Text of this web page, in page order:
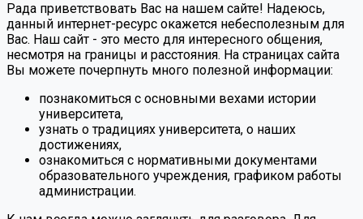
Рада приветствовать Вас на нашем сайте! Надеюсь,
данный интернет-ресурс окажется небесполезным для
Вас. Наш сайт - это место для интересного общения,
несмотря на границы и расстояния. На страницах сайта
Вы можете почерпнуть много полезной информации:
познакомиться с основными вехами истории
университета,
узнать о традициях университета, о наших
достижениях,
ознакомиться с нормативными документами
образовательного учреждения, графиком работы
администрации.